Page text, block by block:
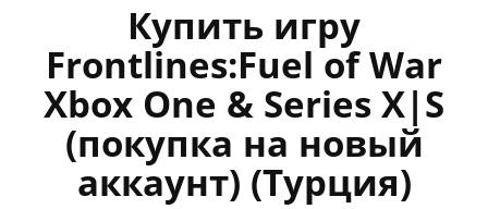
Купить игру
Frontlines:Fuel of War
Xbox One & Series X|S
(покупка на новый
аккаунт) (Турция)